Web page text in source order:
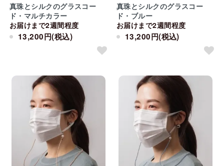
真珠とシルクのグラスコー
ド・マルチカラー
お届けまで2週間程度
13,200円(税込)
真珠とシルクのグラスコー
ド・ブルー
お届けまで2週間程度
13,200円(税込)